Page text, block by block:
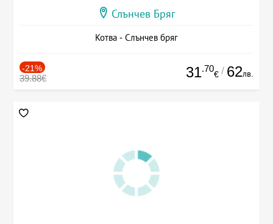
Слънчев Бряг
Котва - Слънчев бряг
-21%
39.88€ 31.70
€ / 62лв.